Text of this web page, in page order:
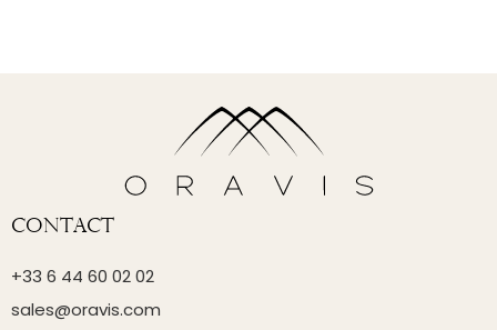
Contact
+33 6 44 60 02 02
sales@oravis.com